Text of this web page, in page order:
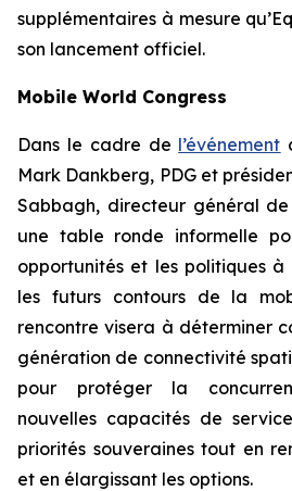
supplémentaires à mesure
son lancement officiel.
Mobile World Congress
Dans le cadre de l’événement
Mark Dankberg, PDG et
Sabbagh, directeur général
une table ronde informelle
opportunités et les politiques à
les futurs contours de la
rencontre visera à déterminer
génération de connectivité
pour protéger la
nouvelles capacités de
priorités souveraines tout en
et en élargissant les options.